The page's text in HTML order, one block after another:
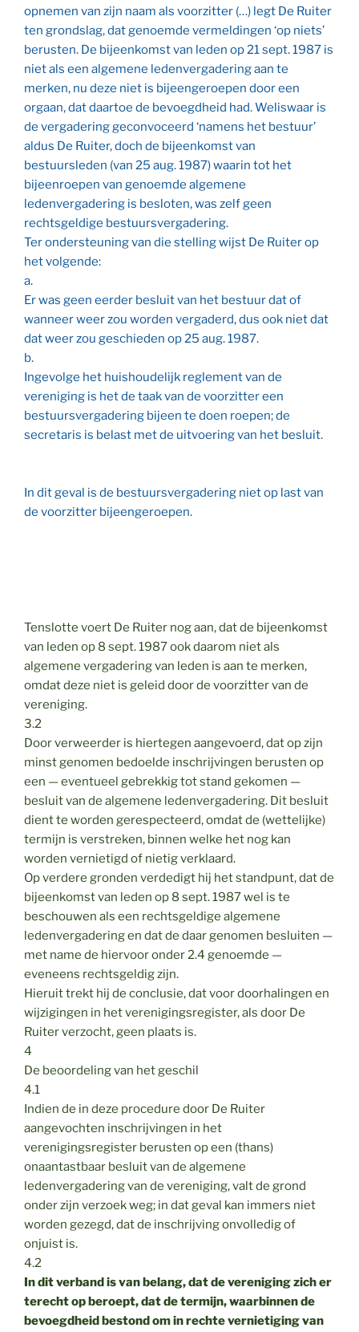
opnemen van zijn naam als voorzitter (…) legt De Ruiter
ten grondslag, dat genoemde vermeldingen ‘op niets’
berusten. De bijeenkomst van leden op 21 sept. 1987 is
niet als een algemene ledenvergadering aan te
merken, nu deze niet is bijeengeroepen door een
orgaan, dat daartoe de bevoegdheid had. Weliswaar is
de vergadering geconvoceerd ‘namens het bestuur’
aldus De Ruiter, doch de bijeenkomst van
bestuursleden (van 25 aug. 1987) waarin tot het
bijeenroepen van genoemde algemene
ledenvergadering is besloten, was zelf geen
rechtsgeldige bestuursvergadering.
Ter ondersteuning van die stelling wijst De Ruiter op
het volgende:
a.
Er was geen eerder besluit van het bestuur dat of
wanneer weer zou worden vergaderd, dus ook niet dat
dat weer zou geschieden op 25 aug. 1987.
b.
Ingevolge het huishoudelijk reglement van de
vereniging is het de taak van de voorzitter een
bestuursvergadering bijeen te doen roepen; de
secretaris is belast met de uitvoering van het besluit.
In dit geval is de bestuursvergadering niet op last van
de voorzitter bijeengeroepen.
Tenslotte voert De Ruiter nog aan, dat de bijeenkomst
van leden op 8 sept. 1987 ook daarom niet als
algemene vergadering van leden is aan te merken,
omdat deze niet is geleid door de voorzitter van de
vereniging.
3.2
Door verweerder is hiertegen aangevoerd, dat op zijn
minst genomen bedoelde inschrijvingen berusten op
een — eventueel gebrekkig tot stand gekomen —
besluit van de algemene ledenvergadering. Dit besluit
dient te worden gerespecteerd, omdat de (wettelijke)
termijn is verstreken, binnen welke het nog kan
worden vernietigd of nietig verklaard.
Op verdere gronden verdedigt hij het standpunt, dat de
bijeenkomst van leden op 8 sept. 1987 wel is te
beschouwen als een rechtsgeldige algemene
ledenvergadering en dat de daar genomen besluiten —
met name de hiervoor onder 2.4 genoemde —
eveneens rechtsgeldig zijn.
Hieruit trekt hij de conclusie, dat voor doorhalingen en
wijzigingen in het verenigingsregister, als door De
Ruiter verzocht, geen plaats is.
4
De beoordeling van het geschil
4.1
Indien de in deze procedure door De Ruiter
aangevochten inschrijvingen in het
verenigingsregister berusten op een (thans)
onaantastbaar besluit van de algemene
ledenvergadering van de vereniging, valt de grond
onder zijn verzoek weg; in dat geval kan immers niet
worden gezegd, dat de inschrijving onvolledig of
onjuist is.
4.2
In dit verband is van belang, dat de vereniging zich er
terecht op beroept, dat de termijn, waarbinnen de
bevoegdheid bestond om in rechte vernietiging van